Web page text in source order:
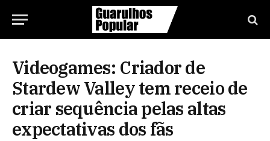
Videogames: Criador de
Stardew Valley tem receio de
criar sequência pelas altas
expectativas dos fãs